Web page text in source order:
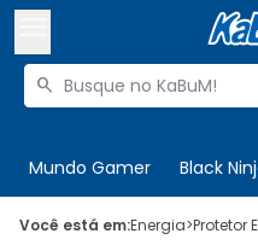
Buscar produtos

Mundo Gamer Black
 Olá. Acesse sua
Você está em:Energia>Protetor